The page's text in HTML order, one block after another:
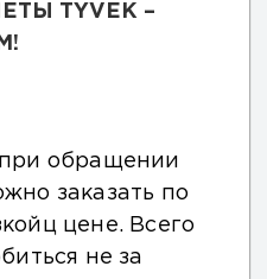
TYVEK –
обращении
заказать по
цене. Всего
не за